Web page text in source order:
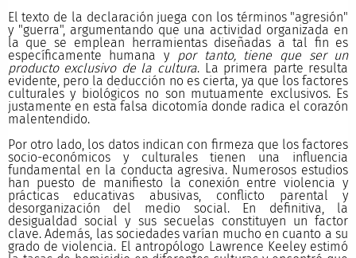
El texto de la declaración juega con los términos "agresión"
y "guerra", argumentando que una actividad organizada en
la que se emplean herramientas diseñadas a tal fin es
específicamente humana y
por tanto, tiene que ser un
producto exclusivo de la cultura. La primera parte resulta
evidente, pero la deducción no es cierta, ya que los factores
culturales y biológicos no son mutuamente exclusivos. Es
justamente en esta falsa dicotomía donde radica el corazón
malentendido.
Por otro lado, los datos indican con firmeza que los factores
socio-económicos y culturales tienen una influencia
fundamental en la conducta agresiva. Numerosos estudios
han puesto de manifiesto la conexión entre violencia y
prácticas educativas abusivas, conflicto parental y
desorganización del medio social. En definitiva, la
desigualdad social y sus secuelas constituyen un factor
clave. Además, las sociedades varían mucho en cuanto a su
grado de violencia. El antropólogo Lawrence Keeley estimó